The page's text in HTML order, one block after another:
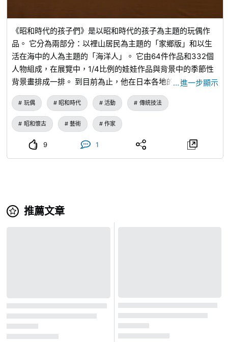
《昭和時代的孩子們》是以昭和時代的孩子為主題的玩偶作
品。 它分為兩部分：以裡山居民為主題的「家鄉版」和以生
活在海中的人為主題的「海洋人」。 它由64件作品和332個
人物組成，在展覽中，1/4比例的娃娃作品與背景中的季節性
背景畫排成一排。 到目前為止，他在日本各地的博物館和百
貨公司舉辦了娃娃展覽。 許多人參觀我們的活動。
…進一步顯示
玩偶 昭和時代 活動 傳統技法
昭和懷古 藝術 作家
9 1
推薦文章